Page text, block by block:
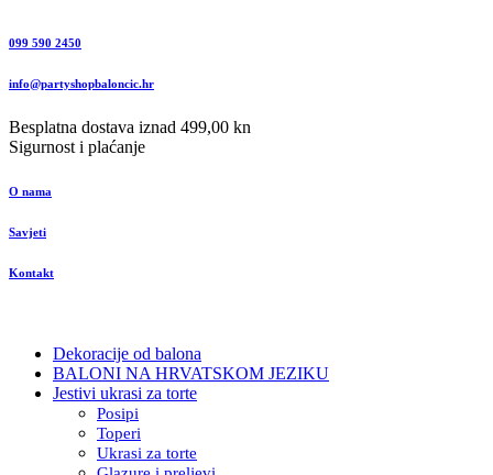
099 590 2450
info@partyshopbaloncic.hr
Besplatna dostava iznad 499,00 kn
Sigurnost i plaćanje
O nama
Savjeti
Kontakt
Dekoracije od balona
BALONI NA HRVATSKOM JEZIKU
Jestivi ukrasi za torte
Posipi
Toperi
Ukrasi za torte